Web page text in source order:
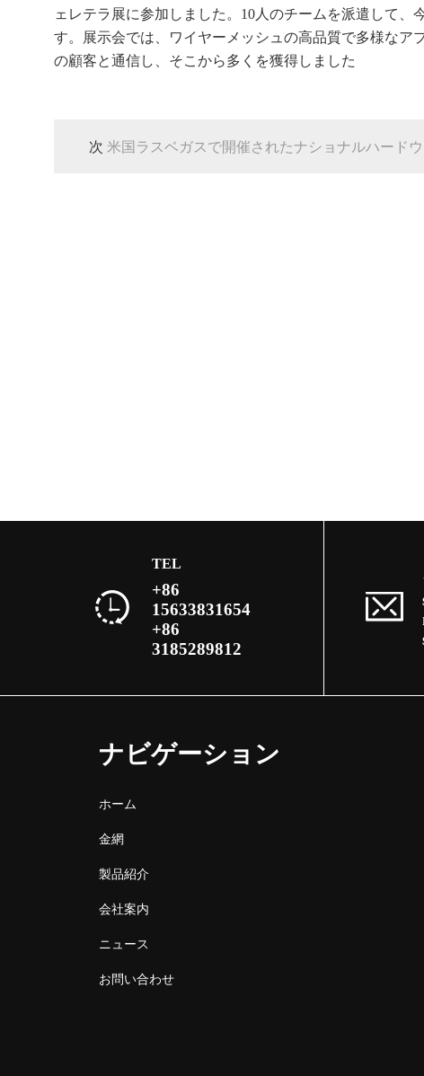
ェレテラ展に参加しました。10人のチームを派遣して、
す。展示会では、ワイヤーメッシュの高品質で多様なア
の顧客と通信し、そこから多くを獲得しました
次 米国ラスベガスで開催されたナショナルハード
TEL
+86
15633831654
+86
3185289812
ナビゲーション
ホーム
金網
製品紹介
会社案内
ニュース
お問い合わせ